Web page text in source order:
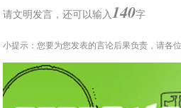
请文明发言，还可以输入 140字
小提示：您要为您发表的言论后果负责，请各